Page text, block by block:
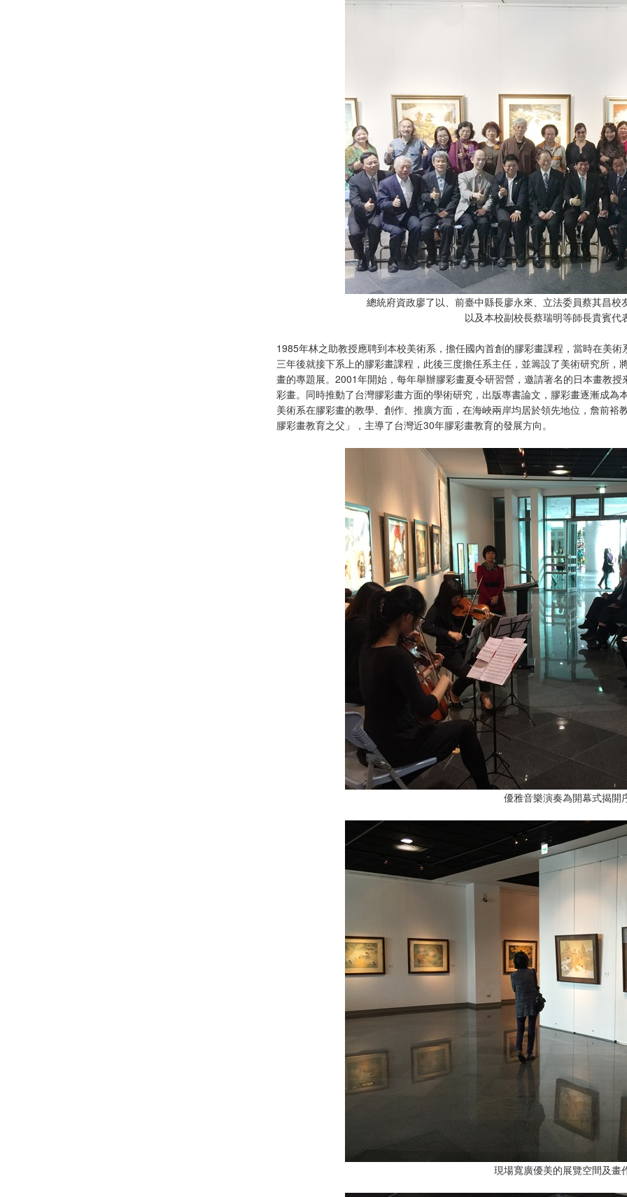
總統府資政廖了以、前臺中縣長廖永來、立法委員蔡其昌
以及本校副校長蔡瑞明等師長貴賓代
1985年林之助教授應聘到本校美術系，擔任國內首創的膠彩畫課程，當時在美
三年後就接下系上的膠彩畫課程，此後三度擔任系主任，並籌設了美術研究所
畫的專題展。2001年開始，每年舉辦膠彩畫夏令研習營，邀請著名的日本畫教
彩畫。同時推動了台灣膠彩畫方面的學術研究，出版專書論文，膠彩畫逐漸成
美術系在膠彩畫的教學、創作、推廣方面，在海峽兩岸均居於領先地位，詹前
膠彩畫教育之父」，主導了台灣近30年膠彩畫教育的發展方向。
優雅音樂演奏為開幕式揭開
現場寬廣優美的展覽空間及畫